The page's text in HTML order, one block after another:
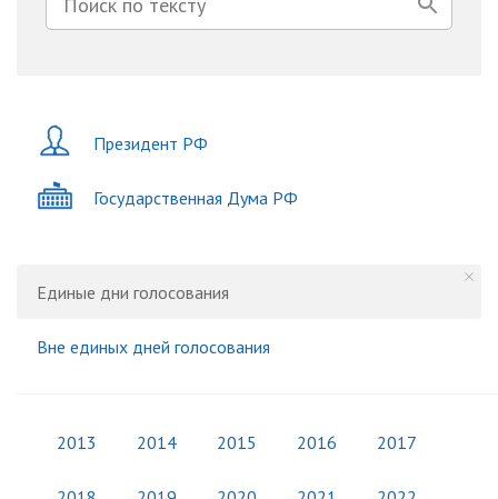
Президент РФ
Государственная Дума РФ
Единые дни голосования
Вне единых дней голосования
2013 2014 2015 2016 2017